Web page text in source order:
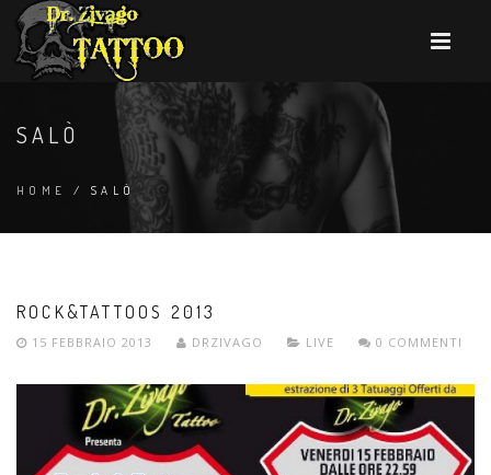
SALÒ
HOME / SALÒ
ROCK&TATTOOS 2013
15 FEBBRAIO 2013 DRZIVAGO LIVE 0 COMMENTI